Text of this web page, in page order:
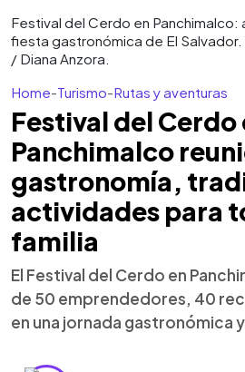
Festival del Cerdo en Panchimalco:
fiesta gastronómica de El
/ Diana Anzora.
Home-Turismo-Rutas y aventuras
Festival del Cerdo
Panchimalco
gastronomía,
actividades para
familia
El Festival del Cerdo en
de 50 emprendedores, 40
en una jornada gastronómica